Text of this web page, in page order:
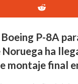
P-8A
ha
montaje final